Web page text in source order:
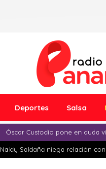
Deportes Salsa
Óscar Custodio pone en duda
Naldy Saldaña niega relación